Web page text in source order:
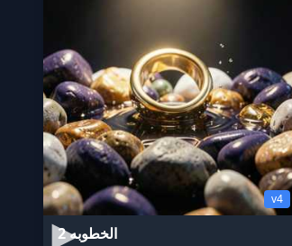
v4
الخطوبه 2